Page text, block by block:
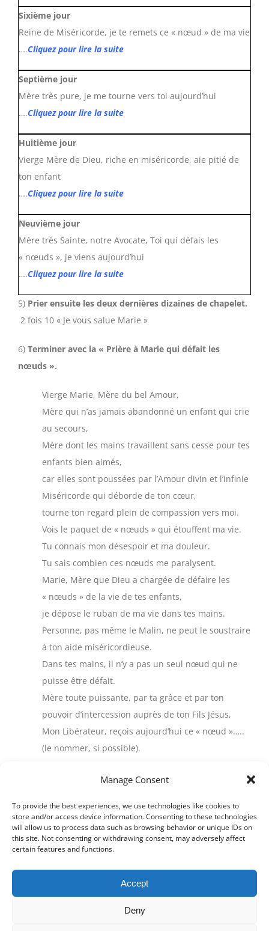
Manage Consent
To provide the best experiences, we use technologies like cookies to
store and/or access device information. Consenting to these technologies
will allow us to process data such as browsing behavior or unique IDs on
this site. Not consenting or withdrawing consent, may adversely affect
certain features and functions.
Accept
Deny
Sixième jour
Reine de Miséricorde, je te remets ce « nœud » de ma vie
….Cliquez pour lire la suite
Septième jour
Mère très pure, je me tourne vers toi aujourd’hui
….Cliquez pour lire la suite
Huitième jour
Vierge Mère de Dieu, riche en miséricorde, aie pitié de
ton enfant
….Cliquez pour lire la suite
Neuvième jour
Mère très Sainte, notre Avocate, Toi qui défais les
« nœuds », je viens aujourd’hui
….Cliquez pour lire la suite
5) Prier ensuite les deux dernières dizaines de chapelet.
2 fois 10 « Je vous salue Marie »
6) Terminer avec la « Prière à Marie qui défait les
nœuds ».
Vierge Marie, Mère du bel Amour,
Mère qui n’as jamais abandonné un enfant qui crie
au secours,
Mère dont les mains travaillent sans cesse pour tes
enfants bien aimés,
car elles sont poussées par l’Amour divin et l’infinie
Miséricorde qui déborde de ton cœur,
tourne ton regard plein de compassion vers moi.
Vois le paquet de « nœuds » qui étouffent ma vie.
Tu connais mon désespoir et ma douleur.
Tu sais combien ces nœuds me paralysent.
Marie, Mère que Dieu a chargée de défaire les
« nœuds » de la vie de tes enfants,
je dépose le ruban de ma vie dans tes mains.
Personne, pas même le Malin, ne peut le soustraire
à ton aide miséricordieuse.
Dans tes mains, il n’y a pas un seul nœud qui ne
puisse être défait.
Mère toute puissante, par ta grâce et par ton
pouvoir d’intercession auprès de ton Fils Jésus,
Mon Libérateur, reçois aujourd’hui ce « nœud »…..
(le nommer, si possible).
et de le défaire pour toujours. J’espère en Toi.
tu es la forteresse de mes forces fragiles, la
richesse de mes misères,
la délivrance de tout ce qui m’empêche d’être avec
Accueille mon appel. Garde-moi, guide-moi,
protège-moi.
Tu es mon refuge assuré.